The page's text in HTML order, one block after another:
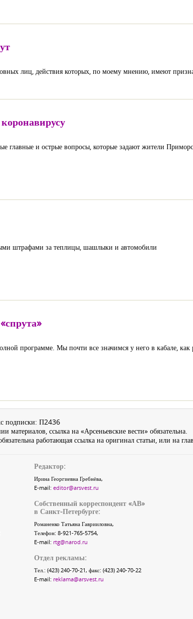
лиц, действия которых, по моему мнению, имеют
главные и острые вопросы, которые задают жители
штрафами за теплицы, шашлыки и автомобили
программе. Мы почти все значимся у него в кабале, как
подписки: П2436
материалов, ссылка на «Арсеньевские вести» обязательна.
работающая ссылка на оригинал статьи, или на
Редактор:
Ирина Георгиевна Гребнёва,
E-mail: editor@arsvest.ru
Собственный корреспондент «АВ»
в Санкт-Петербурге:
Романенко Татьяна Гаврииловна,
Телефон: 8-921-765-5754,
E-mail: rtg@narod.ru
Отдел рекламы:
Тел.: (423) 240-70-21, факс: (423) 240-70-22
E-mail: reklama@arsvest.ru